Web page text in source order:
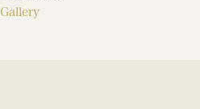
Gallery